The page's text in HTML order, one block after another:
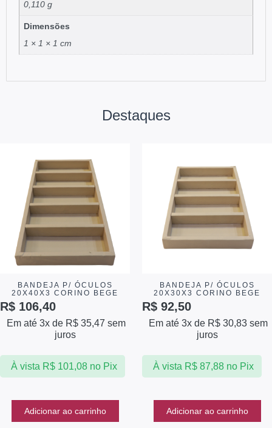
0,110 g
Dimensões
1 × 1 × 1 cm
Destaques
BANDEJA P/ ÓCULOS
20X40X3 CORINO BEGE
R$ 106,40
Em até 3x de R$ 35,47 sem
juros
À vista R$101,08 no Pix
Adicionar ao carrinho
BANDEJA P/ ÓCULOS
20X30X3 CORINO BEGE
R$ 92,50
Em até 3x de R$ 30,83 sem
juros
À vista R$87,88 no Pix
Adicionar ao carrinho